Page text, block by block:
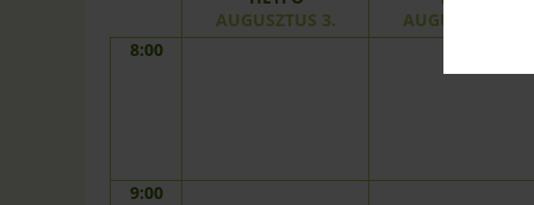
8:00
9:00
AUGUSZTUS 3.
AUGUSZTUS 4.